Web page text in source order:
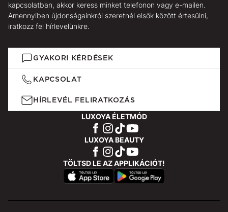
kapcsolatban, akkor keress minket telefonon vagy e-mailen.
Amennyiben újdonságainkról szeretnél elsők között értesülni,
iratkozz fel hírlevelünkre.
GYAKORI KÉRDÉSEK
KAPCSOLAT
HÍRLEVÉL FELIRATKOZÁS
LUXOYA ÉLETMÓD
LUXOYA BEAUTY
TÖLTSD LE AZ APPLIKÁCIÓT!